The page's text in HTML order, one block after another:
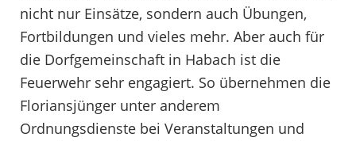
nicht nur Einsätze, sondern auch Übungen,
Fortbildungen und vieles mehr. Aber auch für
die Dorfgemeinschaft in Habach ist die
Feuerwehr sehr engagiert. So übernehmen die
Floriansjünger unter anderem
Ordnungsdienste bei Veranstaltungen und